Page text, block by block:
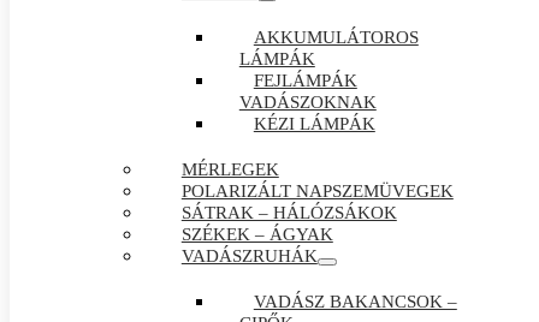
AKKUMULÁTOROS
LÁMPÁK
FEJLÁMPÁK
VADÁSZOKNAK
KÉZI LÁMPÁK
MÉRLEGEK
POLARIZÁLT NAPSZEMÜVEGEK
SÁTRAK – HÁLÓZSÁKOK
SZÉKEK – ÁGYAK
VADÁSZRUHÁK
VADÁSZ BAKANCSOK –